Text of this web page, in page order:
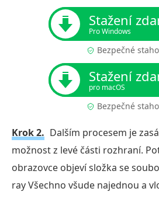
Stažení
Pro Windows
Bezpečné
Stažení
pro macOS
Bezpečné
Krok 2. Dalším procesem je
možnost z levé části rozhraní.
obrazovce objeví složka se
ray Všechno všude najednou a